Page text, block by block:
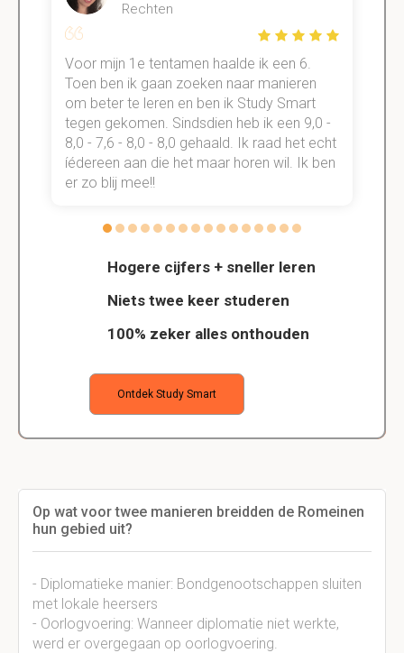
Hogere cijfers + sneller leren
Niets twee keer studeren
100% zeker alles onthouden
Ontdek Study Smart
Rechten
Voor mijn 1e tentamen haalde ik een 6.
Toen ben ik gaan zoeken naar manieren
om beter te leren en ben ik Study Smart
tegen gekomen. Sindsdien heb ik een 9,0 -
8,0 - 7,6 - 8,0 - 8,0 gehaald. Ik raad het echt
íédereen aan die het maar horen wil. Ik ben
er zo blij mee!!
Op wat voor twee manieren breidden de Romeinen
hun gebied uit?
- Diplomatieke manier: Bondgenootschappen sluiten
met lokale heersers
- Oorlogvoering: Wanneer diplomatie niet werkte,
werd er overgegaan op oorlogvoering.